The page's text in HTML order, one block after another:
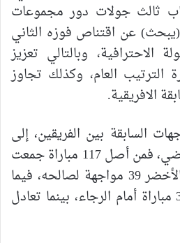
ثالث جولات دور مجموعات
(يبحث) عن اقتناص فوزه الثاني
الاحترافية، وبالتالي تعزيز
الترتيب العام، وكذلك تجاوز
الافريقية.
السابقة بين الفريقين، إلى
تفوق فريق الرجاء الرياضي، فمن أصل 117 مباراة جمعت
الطرفين، حسم الفريق الأخضر 39 مواجهة لصالحه، فيما
فاز الفريق العسكري بـ31 مباراة أمام الرجاء، بينما تعادل